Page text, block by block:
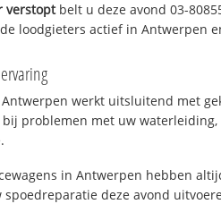
verstoptbelt u deze avond 03-
loodgieters actief in Antwerpen
werkt uitsluitend met
problemen met uw waterleiding,
in Antwerpen hebben
spoedreparatie deze avond